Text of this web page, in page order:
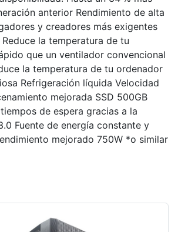
anterior Rendimiento de alta
y creadores más exigentes
Reduce la temperatura de tu
que un ventilador convencional
la temperatura de tu ordenador
Refrigeración líquida Velocidad
mejorada SSD 500GB
de espera gracias a la
Fuente de energía constante y
mejorado 750W *o similar